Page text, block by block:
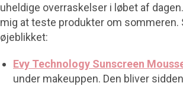
uheldige overraskelser i løbet af
mig at teste produkter om sommeren.
øjeblikket:
Evy Technology Sunscreen
under makeuppen. Den bliver